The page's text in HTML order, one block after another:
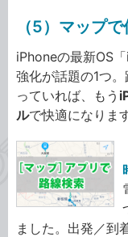
（5）マップ
iPhoneの最新OS
強化が話題の1つ
っていれば、もう
ルで快適になります
ました。出発／到